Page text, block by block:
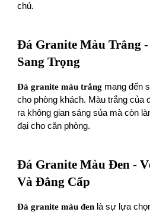
chủ.
Đá Granite Màu Trắng
Sang Trọng
Đá granite màu trắng mang đến
cho phòng khách. Màu trắng của
ra không gian sáng sủa mà còn
đại cho căn phòng.
Đá Granite Màu Đen -
Và Đẳng Cấp
Đá granite màu đen là sự lựa